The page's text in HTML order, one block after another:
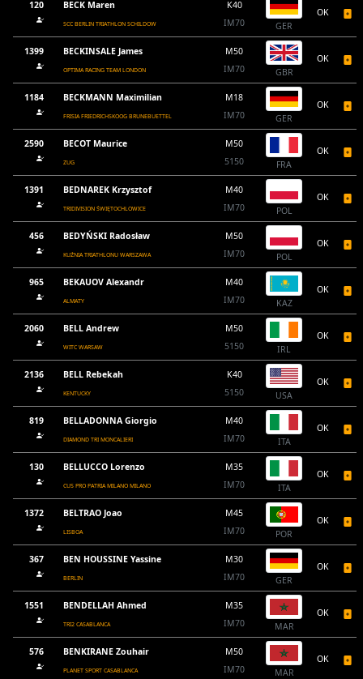
120 BECK Maren
SCC BERLIN TRIATHLON SCHILDOW
K40
IM70
GER
OK
1399 BECKINSALE James
OPTIMA RACING TEAM LONDON
M50
IM70
GBR
OK
1184 BECKMANN Maximilian
FRISIA FRIEDRICHSKOOG BRUNEBUETTEL
M18
IM70
GER
OK
2590 BECOT Maurice
ZUG
M50
5150
FRA
OK
1391 BEDNAREK Krzysztof
TRIDIVISION ŚWIĘTOCHLOWICE
M40
IM70
POL
OK
456 BEDYŃSKI Radosław
KUŹNIA TRIATHLONU WARSZAWA
M50
IM70
POL
OK
965 BEKAUOV Alexandr
ALMATY
M40
IM70
KAZ
OK
2060 BELL Andrew
WITC WARSAW
M50
5150
IRL
OK
2136 BELL Rebekah
KENTUCKY
K40
5150
USA
OK
819 BELLADONNA Giorgio
DIAMOND TRI MONCALIERI
M40
IM70
ITA
OK
130 BELLUCCO Lorenzo
CUS PRO PATRIA MILANO MILANO
M35
IM70
ITA
OK
1372 BELTRAO Joao
LISBOA
M45
IM70
POR
OK
367 BEN HOUSSINE Yassine
BERLIN
M30
IM70
GER
OK
1551 BENDELLAH Ahmed
TRI2 CASABLANCA
M35
IM70
MAR
OK
576 BENKIRANE Zouhair
PLANET SPORT CASABLANCA
M50
IM70
MAR
OK